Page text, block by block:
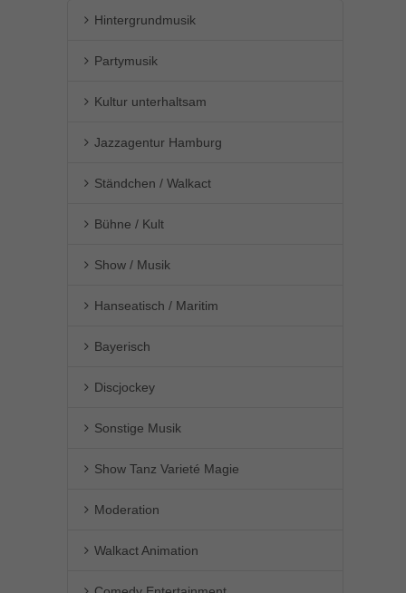
Hintergrundmusik
Partymusik
Kultur unterhaltsam
Jazzagentur Hamburg
Ständchen / Walkact
Bühne / Kult
Show / Musik
Hanseatisch / Maritim
Bayerisch
Discjockey
Sonstige Musik
Show Tanz Varieté Magie
Moderation
Walkact Animation